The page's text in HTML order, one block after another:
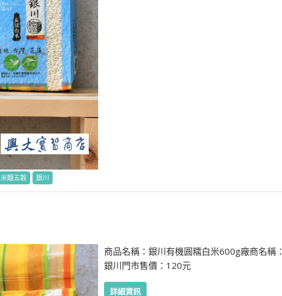
米麵五穀 銀川
商品名稱：銀川有機圓糯白米600g廠商名稱：
銀川門市售價：120元
詳細資訊